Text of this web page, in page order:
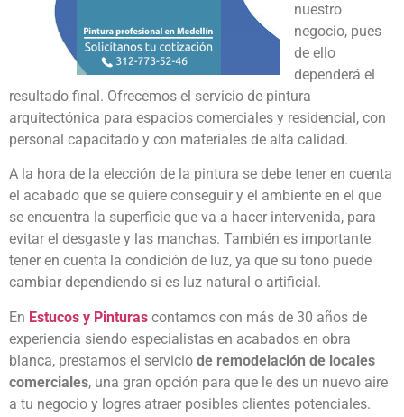
nuestro
negocio, pues
de ello
dependerá el
resultado final. Ofrecemos el servicio de pintura
arquitectónica para espacios comerciales y residencial, con
personal capacitado y con materiales de alta calidad.
A la hora de la elección de la pintura se debe tener en cuenta
el acabado que se quiere conseguir y el ambiente en el que
se encuentra la superficie que va a hacer intervenida, para
evitar el desgaste y las manchas. También es importante
tener en cuenta la condición de luz, ya que su tono puede
cambiar dependiendo si es luz natural o artificial.
En Estucos y Pinturas contamos con más de 30 años de
experiencia siendo especialistas en acabados en obra
blanca, prestamos el servicio de remodelación de locales
comerciales, una gran opción para que le des un nuevo aire
a tu negocio y logres atraer posibles clientes potenciales.